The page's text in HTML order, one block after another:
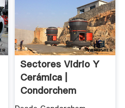
Sectores Vidrio Y
Cerámica |
Condorchem
Envitech